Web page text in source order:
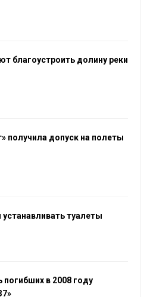
благоустроить долину реки
получила допуск на полеты
туалеты
погибших в 2008 году